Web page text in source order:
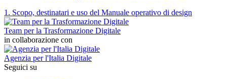
1. Scopo, destinatari e uso del Manuale operativo di design
Team per la Trasformazione Digitale
in collaborazione con
Agenzia per l'Italia Digitale
Seguici su